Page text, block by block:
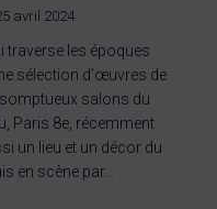
avril 2024
traverse les époques
sélection d’œuvres de
salons du
Paris 8e, récemment
un lieu et un décor du
en scène par…